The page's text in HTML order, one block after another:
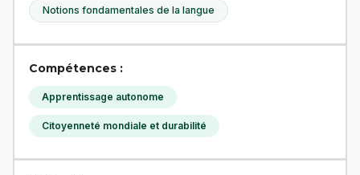
Notions fondamentales de la langue
Compétences :
Apprentissage autonome
Citoyenneté mondiale et durabilité